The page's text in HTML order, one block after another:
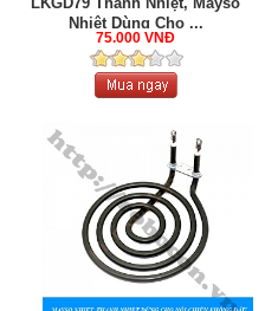
Nhiệt Dùng Cho ...
75.000 VNĐ